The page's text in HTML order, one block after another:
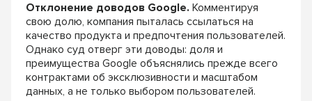
Отклонение доводов Google. Комментируя
свою долю, компания пыталась ссылаться на
качество продукта и предпочтения пользователей.
Однако суд отверг эти доводы: доля и
преимущества Google объяснялись прежде всего
контрактами об эксклюзивности и масштабом
данных, а не только выбором пользователей.